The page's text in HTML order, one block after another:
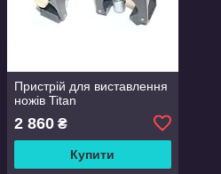
Пристрій для виставлення
ножів Titan
2 860 ₴
Купити